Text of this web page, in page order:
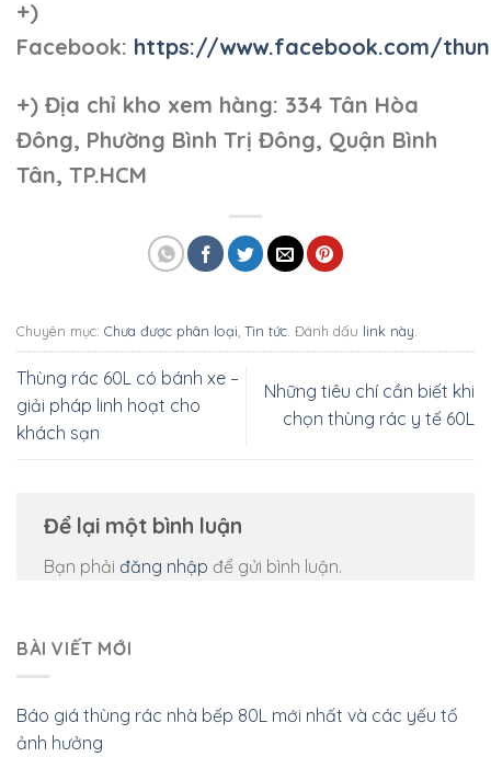
+)
Facebook: https://www.facebook.com/
+) Địa chỉ kho xem hàng: 334 Tân Hòa
Đông, Phường Bình Trị Đông, Quận Bình
Tân, TP.HCM
Chuyên mục: Chưa được phân loại Tin tức . Đánh dấu link này
Thùng rác 60L có bánh xe –
giải pháp linh hoạt cho
khách sạn
Những tiêu chí cần biết khi
chọn thùng rác y tế 60L
Để lại một bình luận
Bạn phải đăng nhập để gửi bình luận.
BÀI VIẾT MỚI
Báo giá thùng rác nhà bếp 80L mới nhất và các yếu tố
ảnh hưởng